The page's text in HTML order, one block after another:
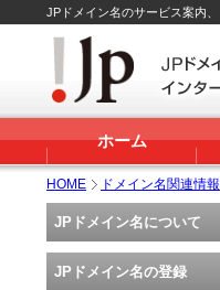
JPドメイン名のサービス案内
ホーム
HOME ドメイン名関連情報
JPドメイン名について
JPドメイン名の登録